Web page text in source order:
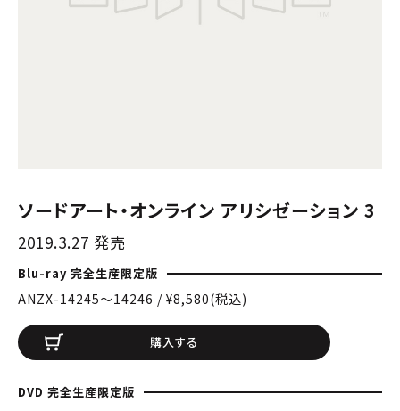
ソードアート・オンライン アリシゼーション 3
2019.3.27 発売
Blu-ray 完全生産限定版
ANZX-14245〜14246 / ¥8,580(税込)
購入する
DVD 完全生産限定版